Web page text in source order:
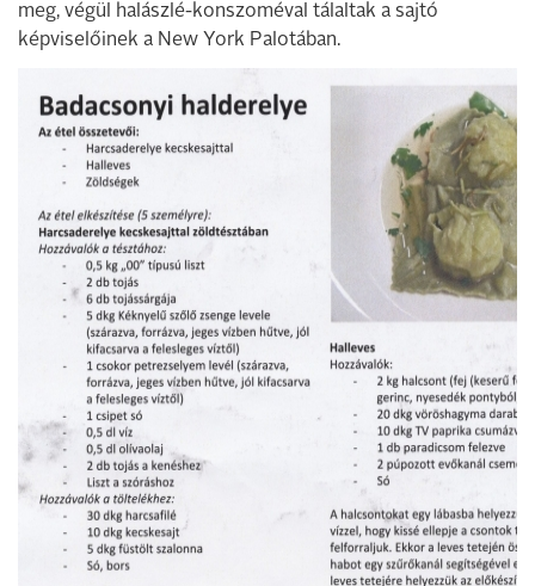
meg, végül halászlé-konszoméval tálaltak a sajtó
képviselőinek a New York Palotában.